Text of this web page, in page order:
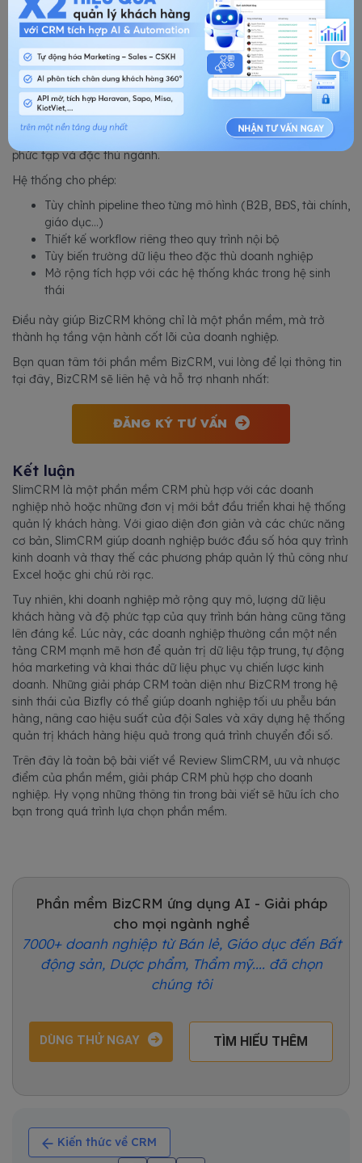
SlimCRM tích hợp nhiều kênh giao tiếp trong một hệ thống duy
nhất cá nhân hoá khách hàng
Tùy biến linh hoạt - Phù hợp với nhiều mô hình kinh doanh
Khác với InsightlyCRM thiên về mô hình đơn giản, BizCRM
được thiết kế để thích ứng với các doanh nghiệp có quy trình
phức tạp và đặc thù ngành.
Hệ thống cho phép:
Tùy chỉnh pipeline theo từng mô hình (B2B, BĐS, tài chính,
giáo dục…)
Thiết kế workflow riêng theo quy trình nội bộ
Tùy biến trường dữ liệu theo đặc thù doanh nghiệp
Mở rộng tích hợp với các hệ thống khác trong hệ sinh
thái
Điều này giúp BizCRM không chỉ là một phần mềm, mà trở
thành hạ tầng vận hành cốt lõi của doanh nghiệp.
Bạn quan tâm tới phần mềm BizCRM, vui lòng để lại thông tin
tại đây, BizCRM sẽ liên hệ và hỗ trợ nhanh nhất:
ĐĂNG KÝ TƯ VẤN
Kết luận
SlimCRM là một phần mềm CRM phù hợp với các doanh
nghiệp nhỏ hoặc những đơn vị mới bắt đầu triển khai hệ thống
quản lý khách hàng. Với giao diện đơn giản và các chức năng
cơ bản, SlimCRM giúp doanh nghiệp bước đầu số hóa quy trình
kinh doanh và thay thế các phương pháp quản lý thủ công như
Excel hoặc ghi chú rời rạc.
Tuy nhiên, khi doanh nghiệp mở rộng quy mô, lượng dữ liệu
khách hàng và độ phức tạp của quy trình bán hàng cũng tăng
lên đáng kể. Lúc này, các doanh nghiệp thường cần một nền
tảng CRM mạnh mẽ hơn để quản trị dữ liệu tập trung, tự động
hóa marketing và khai thác dữ liệu phục vụ chiến lược kinh
doanh. Những giải pháp CRM toàn diện như BizCRM trong hệ
sinh thái của Bizfly có thể giúp doanh nghiệp tối ưu phễu bán
hàng, nâng cao hiệu suất của đội Sales và xây dựng hệ thống
quản trị khách hàng hiệu quả trong quá trình chuyển đổi số.
Trên đây là toàn bộ bài viết về Review SlimCRM, ưu và nhược
điểm của phần mềm, giải pháp CRM phù hợp cho doanh
nghiệp. Hy vọng những thông tin trong bài viết sẽ hữu ích cho
bạn trong quá trình lựa chọn phần mềm.
Phần mềm BizCRM ứng dụng AI - Giải pháp
cho mọi ngành nghề
7000+ doanh nghiệp từ Bán lẻ, Giáo dục đến Bất
động sản, Dược phẩm, Thẩm mỹ.... đã chọn
chúng tôi
DÙNG THỬ NGAY TÌM HIỂU THÊM
Kiến thức về CRM